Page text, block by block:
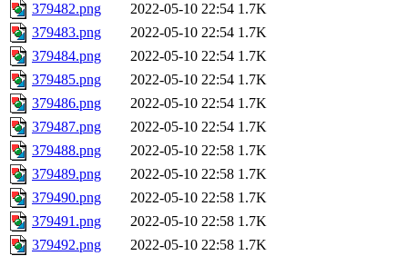
379482.png
2022-05-10 22:54 1.7K
379483.png
2022-05-10 22:54 1.7K
379484.png
2022-05-10 22:54 1.7K
379485.png
2022-05-10 22:54 1.7K
379486.png
2022-05-10 22:54 1.7K
379487.png
2022-05-10 22:54 1.7K
379488.png
2022-05-10 22:58 1.7K
379489.png
2022-05-10 22:58 1.7K
379490.png
2022-05-10 22:58 1.7K
379491.png
2022-05-10 22:58 1.7K
379492.png
2022-05-10 22:58 1.7K